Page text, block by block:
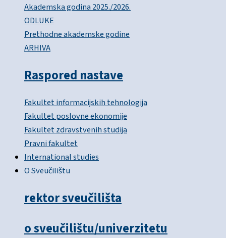
Akademska godina 2025./2026.
ODLUKE
Prethodne akademske godine
ARHIVA
Raspored nastave
Fakultet informacijskih tehnologija
Fakultet poslovne ekonomije
Fakultet zdravstvenih studija
Pravni fakultet
International studies
O Sveučilištu
rektor sveučilišta
o sveučilištu/univerzitetu